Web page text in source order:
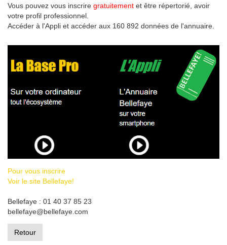
Vous pouvez vous inscrire gratuitement et être répertorié, avoir
votre profil professionnel.
Accéder à l'Appli et accéder aux 160 892 données de l'annuaire.
Pour vous inscrire
Voir le site Bellefaye!
Bellefaye : 01 40 37 85 23
bellefaye@bellefaye.com
Retour